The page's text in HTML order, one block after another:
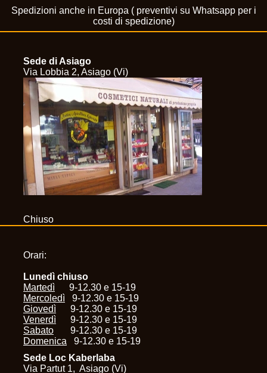
Spedizioni anche in Europa ( preventivi su Whatsapp per i
costi di spedizione)
Sede di Asiago
Via Lobbia 2, Asiago (Vi)
Chiuso
Orari:
Lunedì chiuso
Martedì 9-12.30 e 15-19
Mercoledì 9-12.30 e 15-19
Giovedì 9-12.30 e 15-19
Venerdì 9-12.30 e 15-19
Sabato 9-12.30 e 15-19
Domenica 9-12.30 e 15-19
Sede Loc Kaberlaba
Via Partut 1, Asiago (Vi)